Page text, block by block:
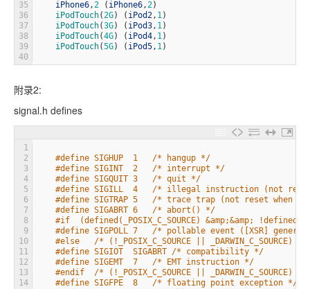
35
36
37
38
39
40
iPhone6,2 ( iPhone6,2)
iPodTouch(2G) ( iPod2, 1)
iPodTouch(3G) ( iPod3, 1)
iPodTouch(4G) ( iPod4, 1)
iPodTouch(5G) ( iPod5, 1)
附录2:
signal.h defines
1
2
3
4
5
6
7
8
9
10
11
12
13
14
#define SIGHUP  1   /* hangup */
#define SIGINT  2   /* interrupt */
#define SIGQUIT 3   /* quit */
#define SIGILL  4   /* illegal instruction (not
#define SIGTRAP 5   /* trace trap (not reset when
#define SIGABRT 6   /* abort() */
#if  (defined(_POSIX_C_SOURCE) &amp;&amp;
#define SIGPOLL 7   /* pollable event ([XSR]
#else   /* (!_POSIX_C_SOURCE || _DARWIN_C_SOURCE) */
#define SIGIOT  SIGABRT /* compatibility */
#define SIGEMT  7   /* EMT instruction */
#endif  /* (!_POSIX_C_SOURCE || _DARWIN_C_SOURCE) */
#define SIGFPE  8   /* floating point exception */